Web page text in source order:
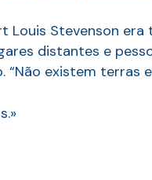
Louis Stevenson
distantes e
existem terras